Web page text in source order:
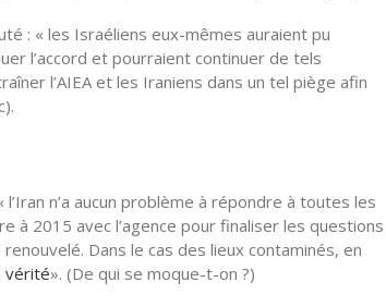
: « les Israéliens eux-mêmes auraient pu
l’accord et pourraient continuer de tels
l’AIEA et les Iraniens dans un tel piège afin
n’a aucun problème à répondre à toutes les
à 2015 avec l’agence pour finaliser les questions
Dans le cas des lieux contaminés, en
vérité». (De qui se moque-t-on ?)